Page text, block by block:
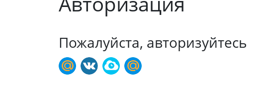
Пожалуйста, авторизуйтесь